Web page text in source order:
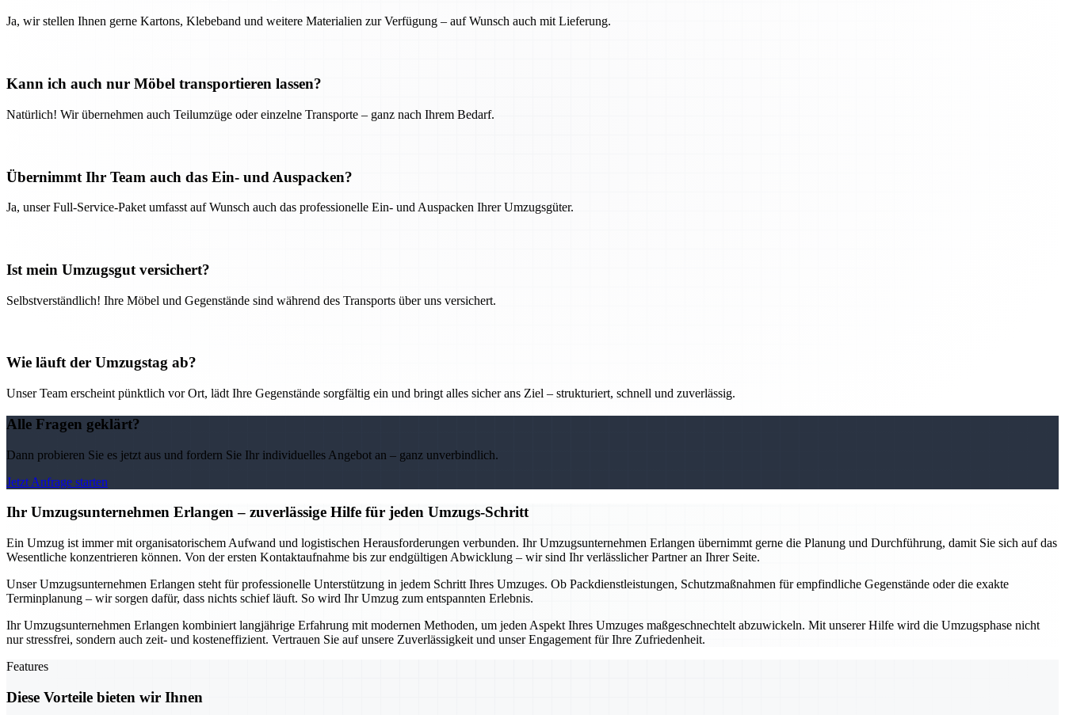
Ja, wir stellen Ihnen gerne Kartons, Klebeband und weitere Materialien zur Verfügung – auf Wunsch auch mit Lieferung.
Kann ich auch nur Möbel transportieren lassen?
Natürlich! Wir übernehmen auch Teilumzüge oder einzelne Transporte – ganz nach Ihrem Bedarf.
Übernimmt Ihr Team auch das Ein- und Auspacken?
Ja, unser Full-Service-Paket umfasst auf Wunsch auch das professionelle Ein- und Auspacken Ihrer Umzugsgüter.
Ist mein Umzugsgut versichert?
Selbstverständlich! Ihre Möbel und Gegenstände sind während des Transports über uns versichert.
Wie läuft der Umzugstag ab?
Unser Team erscheint pünktlich vor Ort, lädt Ihre Gegenstände sorgfältig ein und bringt alles sicher ans Ziel – strukturiert, schnell und zuverlässig.
Alle Fragen geklärt?
Dann probieren Sie es jetzt aus und fordern Sie Ihr individuelles Angebot an – ganz unverbindlich.
Jetzt Anfrage starten
Ihr Umzugsunternehmen Erlangen – zuverlässige Hilfe für jeden Umzugs-Schritt
Ein Umzug ist immer mit organisatorischem Aufwand und logistischen Herausforderungen verbunden. Ihr Umzugsunternehmen Erlangen übernimmt gerne die Planung und Durchführung, damit Sie sich auf das
Wesentliche konzentrieren können. Von der ersten Kontaktaufnahme bis zur endgültigen Abwicklung – wir sind Ihr verlässlicher Partner an Ihrer Seite.
Unser Umzugsunternehmen Erlangen steht für professionelle Unterstützung in jedem Schritt Ihres Umzuges. Ob Packdienstleistungen, Schutzmaßnahmen für empfindliche Gegenstände oder die exakte
Terminplanung – wir sorgen dafür, dass nichts schief läuft. So wird Ihr Umzug zum entspannten Erlebnis.
Ihr Umzugsunternehmen Erlangen kombiniert langjährige Erfahrung mit modernen Methoden, um jeden Aspekt Ihres Umzuges maßgeschnechtelt abzuwickeln. Mit unserer Hilfe wird die Umzugsphase nicht
nur stressfrei, sondern auch zeit- und kosteneffizient. Vertrauen Sie auf unsere Zuverlässigkeit und unser Engagement für Ihre Zufriedenheit.
Features
Diese Vorteile bieten wir Ihnen